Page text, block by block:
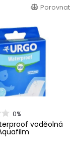
Porovnat
0%
voděolná